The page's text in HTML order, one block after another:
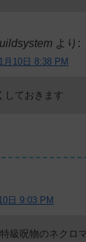
より:
月10日 8:38 PM
しておきます
日 9:03 PM
級呪物のネクロ